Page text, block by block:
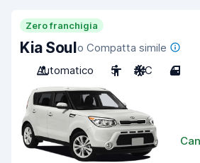
Zero franchigia
Kia Soulo Compatta simile
Automatico
5 A/C 4